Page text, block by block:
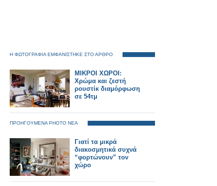
Η ΦΩΤΟΓΡΑΦΙΑ ΕΜΦΑΝΙΣΤΗΚΕ ΣΤΟ ΑΡΘΡΟ
ΜΙΚΡΟΙ ΧΩΡΟΙ:
Χρώμα και ζεστή
ρουστίκ διαμόρφωση
σε 54τμ
ΠΡΟΗΓΟΥΜΕΝΑ PHOTO ΝΕΑ
Γιατί τα μικρά
διακοσμητικά συχνά
“φορτώνουν” τον
χώρο